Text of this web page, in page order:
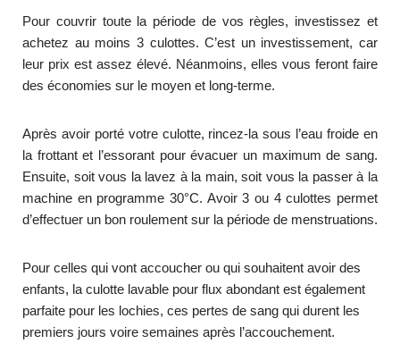
Pour couvrir toute la période de vos règles, investissez et
achetez au moins 3 culottes. C’est un investissement, car
leur prix est assez élevé. Néanmoins, elles vous feront faire
des économies sur le moyen et long-terme.
Après avoir porté votre culotte, rincez-la sous l’eau froide en
la frottant et l’essorant pour évacuer un maximum de sang.
Ensuite, soit vous la lavez à la main, soit vous la passer à la
machine en programme 30°C. Avoir 3 ou 4 culottes permet
d’effectuer un bon roulement sur la période de menstruations.
Pour celles qui vont accoucher ou qui souhaitent avoir des
enfants, la culotte lavable pour flux abondant est également
parfaite pour les lochies, ces pertes de sang qui durent les
premiers jours voire semaines après l’accouchement.